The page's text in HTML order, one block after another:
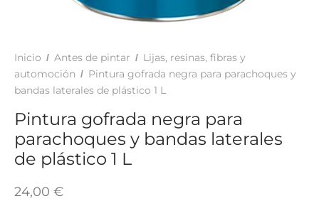
Inicio / Antes de pintar / Lijas, resinas, fibras y
automoción / Pintura gofrada negra para parachoques y
bandas laterales de plástico 1 L
Pintura gofrada negra para
parachoques y bandas laterales
de plástico 1 L
24,00 €
ADHESIVOS Y COLAS
Y SUELOS
TINTES Y MANUALIDADES